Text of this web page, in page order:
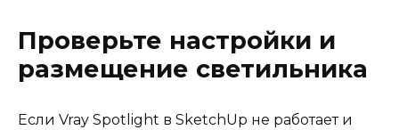
Проверьте настройки и
размещение светильника
Если Vray Spotlight в SketchUp не работает и